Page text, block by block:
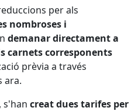
per als
nombroses i
demanar directament a
carnets corresponents
prèvia a través
ara.
s'han creat dues tarifes per